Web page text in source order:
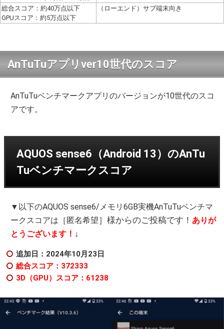
総合スコア：約40万点以下
GPUスコア：約5万点以下
（ローエンド）サブ端末向き
AnTuTuアプリver10世代のスコア
AnTuTuベンチマークアプリのバージョンが10世代のスコ
アです。
AQUOS sense6（Android 13）のAnTu
Tuベンチマークスコア
▼以下のAQUOS sense6/メモリ6GB実機AnTuTuベンチマ
ークスコアは［匿名希望］様からのご投稿です！ ありが
とうございます！ ↓
追加日：2024年10月23日
総合スコア：372333
3D（GPU）スコア：61238